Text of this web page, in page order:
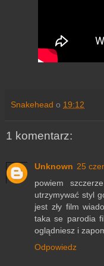
Snakehead o 19:12
1 komentarz:
Unknown 25
powiem
utrzymywać styl
jest zły film
taka se parodia
oglądniesz i
Odpowiedz